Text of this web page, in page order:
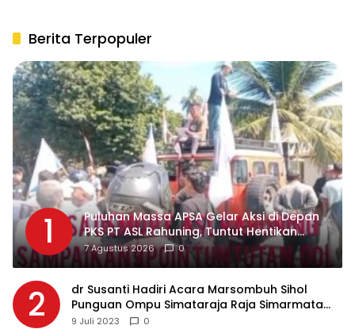
Berita Terpopuler
1
Puluhan Massa APSA Gelar Aksi di Depan
PKS PT ASL Rahuning, Tuntut Hentikan
Pembuangan Limbah ke Sungai Asahan
7 Agustus 2026 0
2
dr Susanti Hadiri Acara Marsombuh Sihol
Punguan Ompu Simataraja Raja Simarmata
Dohot Boruna Kota Siantar
9 Juli 2023 0